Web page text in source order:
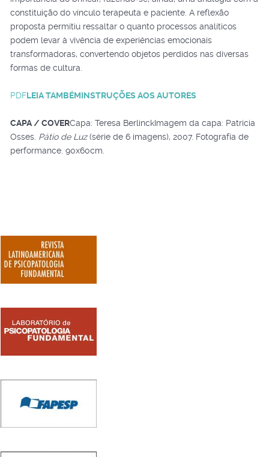
constituição do vínculo terapeuta e paciente. A reflexão
proposta permitiu ressaltar o quanto processos analíticos
podem levar à vivência de experiências emocionais
transformadoras, convertendo objetos perdidos nas diversas
formas de cultura.
PDFLEIA TAMBÉMINSTRUÇÕES AOS AUTORES
CAPA / COVERCapa: Teresa BerlinckImagem da capa: Patricia
Osses. Pátio de Luz(série de 6 imagens), 2007. Fotografia de
performance. 90x60cm.